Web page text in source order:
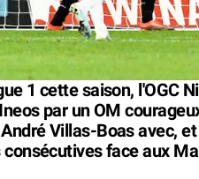
1 cette saison, l'OGC
par un OM
Villas-Boas avec,
face aux